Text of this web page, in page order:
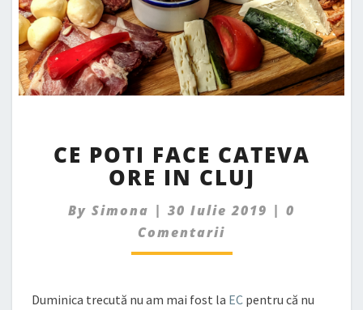
POTI
FACE
CATEVA
ORE
IN
CLUJ
CE POTI FACE CATEVA
ORE IN CLUJ
By Simona | 30 Iulie 2019 | 0
Comentarii
Duminica trecută nu am mai fost la EC pentru că nu